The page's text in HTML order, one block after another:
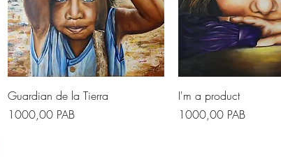
Vista rapida
Guardian de la Tierra
Prezzo
1000,00 PAB
Vista rapida
I'm a product
Prezzo
1000,00 PAB